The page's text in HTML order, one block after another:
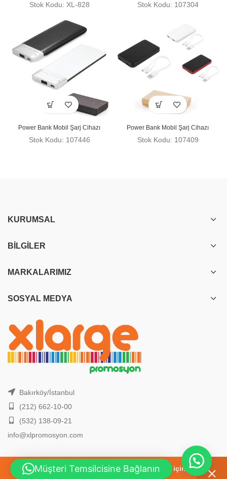
2026 Yılı, En Yeni Promosyon Ürünleri için
Stok Kodu: XL-828 Stok Kodu: 107304
Power Bank Mobil Şarj Cihazı
Stok Kodu: 107446
Power Bank Mobil Şarj Cihazı
Stok Kodu: 107409
KURUMSAL
BILGILER
MARKALARIMIZ
SOSYAL MEDYA
Bakırköy/İstanbul
(212) 662-10-00
(532) 138-09-21
info@xlpromosyon.com
Tüm hakları XL Promosyon'a aittir.
Müşteri Temsilcisine Bağlanın